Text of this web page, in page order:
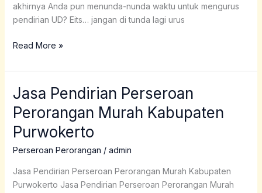
akhirnya Anda pun menunda-nunda waktu untuk mengurus
pendirian UD? Eits… jangan di tunda lagi urus
Read More »
Jasa Pendirian Perseroan
Perorangan Murah Kabupaten
Purwokerto
Perseroan Perorangan / admin
Jasa Pendirian Perseroan Perorangan Murah Kabupaten
Purwokerto Jasa Pendirian Perseroan Perorangan Murah
Jasa
Perseroan
Perorangan
Purwokerto